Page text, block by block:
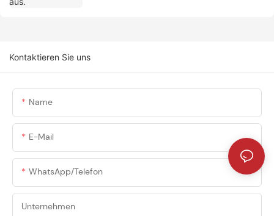
Kontaktieren Sie uns
Name
E-Mail
WhatsApp/Telefon
Unternehmen